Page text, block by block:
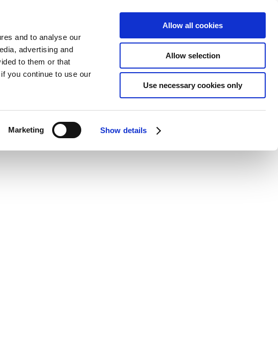
and to analyse our
advertising and
to them or that
you continue to use our
Marketing Show details
Allow all cookies
Allow selection
Use necessary cookies only